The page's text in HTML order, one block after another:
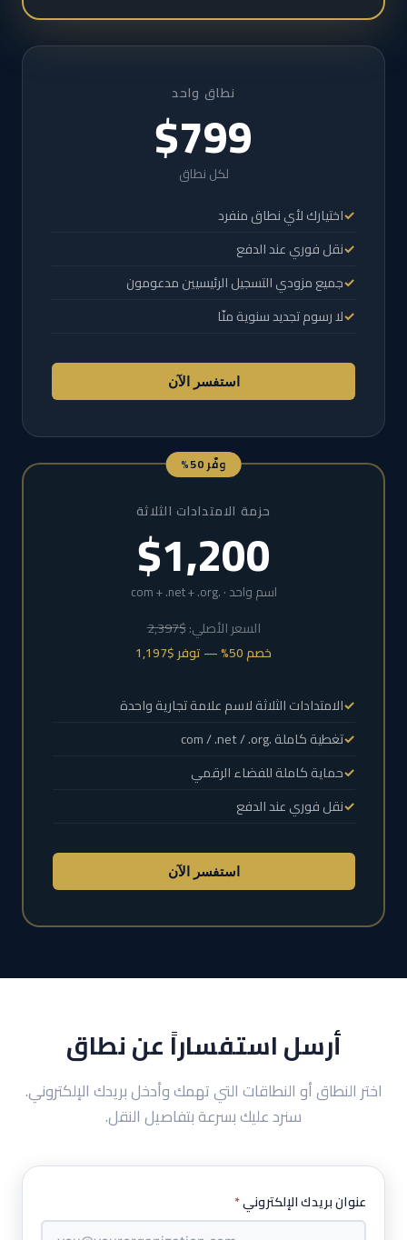
نطاق واحد
$799
لكل نطاق
اختيارك لأي نطاق منفرد
نقل فوري عند الدفع
جميع مزودي التسجيل الرئيسيين مدعومون
لا رسوم تجديد سنوية منّا
استفسر الآن
وفّر 50%
حزمة الامتدادات الثلاثة
$1,200
اسم واحد · .com + .net + .org
السعر الأصلي:$2,397
خصم 50% — توفر $1,197
الامتدادات الثلاثة لاسم علامة تجارية واحدة
تغطية كاملة .com / .net / .org
حماية كاملة للفضاء الرقمي
نقل فوري عند الدفع
استفسر الآن
أرسل استفساراً عن نطاق
اختر النطاق أو النطاقات التي تهمك وأدخل بريدك الإلكتروني.
سنرد عليك بسرعة بتفاصيل النقل.
عنوان بريدك الإلكتروني*